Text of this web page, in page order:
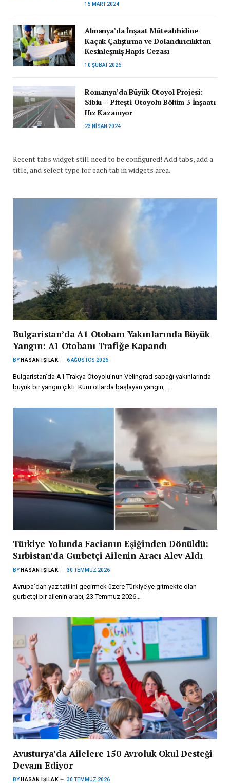
15 MART 2024
Almanya’da İnşaat Müteahhidine
Kaçak Çalıştırma ve Dolandırıcılıktan
Kesinleşmiş Hapis Cezası
10 ŞUBAT 2026
Romanya’da Büyük Otoyol Projesi:
Sibiu – Pitești Otoyolu Bölüm 3 İnşaatı
Hız Kazanıyor
23 NISAN 2024
Recent tabs widget still need to be configured! Add tabs, add a
title, and select type for each tab in widgets area.
Bulgaristan’da A1 Otobanı Yakınlarında Büyük
Yangın: A1 Otobanı Trafiğe Kapandı
BY HASAN IŞILAK 6 AĞUSTOS 2026
Bulgaristan’da A1 Trakya Otoyolu’nun Velingrad sapağı yakınlarında
büyük bir yangın çıktı. Kuru otlarda başlayan yangın,…
Türkiye Yolunda Facianın Eşiğinden Dönüldü:
Sırbistan’da Gurbetçi Ailenin Aracı Alev Aldı
BY HASAN IŞILAK 30 TEMMUZ 2026
Avrupa’dan yaz tatilini geçirmek üzere Türkiye’ye gitmekte olan
gurbetçi bir ailenin aracı, 23 Temmuz 2026…
Avusturya’da Ailelere 150 Avroluk Okul Desteği
Devam Ediyor
BY HASAN IŞILAK 30 TEMMUZ 2026